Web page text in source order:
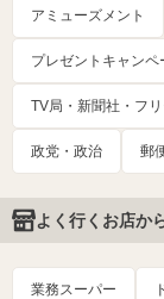
アミューズメント
プレゼントキャンペ
TV局・新聞社・フ
政党・政治 郵
よく行くお店か
業務スーパー